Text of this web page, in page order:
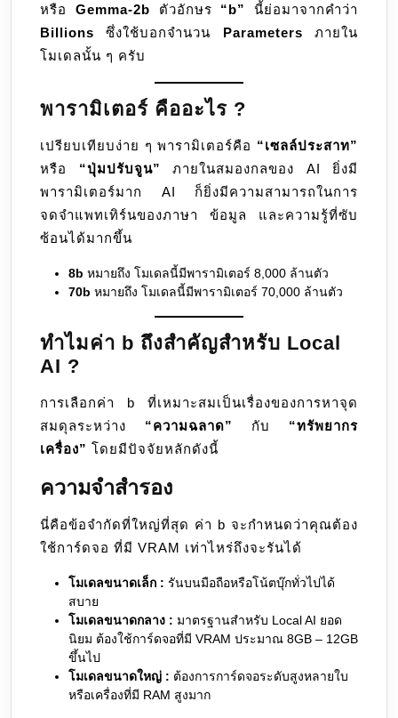
หรือ Gemma-2b ตัวอักษร “b”
นี้ย่อมาจากคำว่า
Billions ซึ่งใช้บอกจำนวน Parameters ภายใน
โมเดลนั้น ๆ ครับ
พารามิเตอร์ คืออะไร ?
เปรียบเทียบง่าย ๆ พารามิเตอร์คือ “เซลล์ประสาท”
หรือ “ปุ่มปรับจูน” ภายในสมองกลของ AI ยิ่งมี
พารามิเตอร์มาก AI ก็ยิ่งมีความสามารถในการ
จดจำแพทเทิร์นของภาษา ข้อมูล และความรู้ที่ซับ
ซ้อนได้มากขึ้น
8b หมายถึง โมเดลนี้มีพารามิเตอร์ 8,000 ล้านตัว
70b หมายถึง โมเดลนี้มีพารามิเตอร์ 70,000 ล้านตัว
ทำไมค่า b ถึงสำคัญสำหรับ Local
AI ?
การเลือกค่า b ที่เหมาะสมเป็นเรื่องของการหาจุด
สมดุลระหว่าง “ความฉลาด” กับ “ทรัพยากร
เครื่อง” โดยมีปัจจัยหลักดังนี้
ความจำสำรอง
นี่คือข้อจำกัดที่ใหญ่ที่สุด ค่า b จะกำหนดว่าคุณต้อง
ใช้การ์ดจอ ที่มี VRAM เท่าไหร่ถึงจะรันได้
โมเดลขนาดเล็ก : รันบนมือถือหรือโน้ตบุ๊กทั่วไปได้
สบาย
โมเดลขนาดกลาง : มาตรฐานสำหรับ Local AI ยอด
นิยม ต้องใช้การ์ดจอที่มี VRAM ประมาณ 8GB – 12GB
ขึ้นไป
โมเดลขนาดใหญ่ : ต้องการการ์ดจอระดับสูงหลายใบ
หรือเครื่องที่มี RAM สูงมาก